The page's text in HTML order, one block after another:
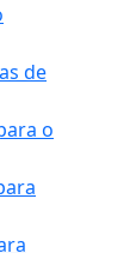
de
o